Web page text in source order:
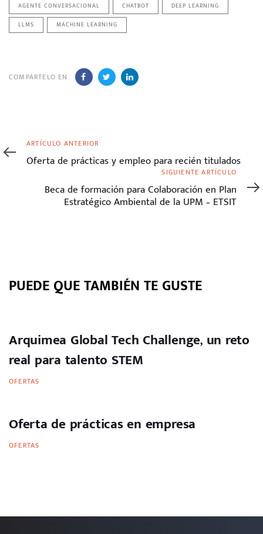
AGENTE CONVERSACIONAL CHATBOT
DEEP LEARNING
LLMS
MACHINE LEARNING
COMPÁRTELO EN
Artículo
anterior
ARTÍCULO ANTERIOR
Oferta de prácticas y empleo para recién titulados
SIGUIENTE ARTÍCULO
Beca de formación para Colaboración en Plan
Estratégico Ambiental de la UPM – ETSIT
PUEDE QUE TAMBIÉN TE GUSTE
Arquimea Global Tech Challenge, un reto
real para talento STEM
OFERTAS
Oferta de prácticas en empresa
OFERTAS